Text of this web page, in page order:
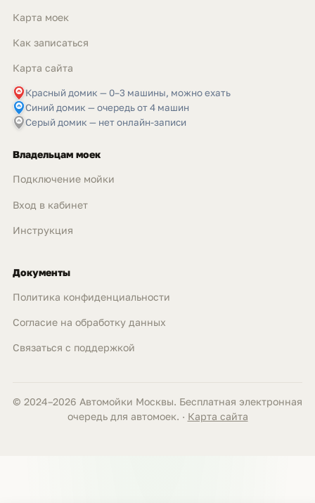
Карта моек
Как записаться
Карта сайта
Красный домик — 0–3 машины, можно ехать
Синий домик — очередь от 4 машин
Серый домик — нет онлайн-записи
Владельцам моек
Подключение мойки
Вход в кабинет
Инструкция
Документы
Политика конфиденциальности
Согласие на обработку данных
Связаться с поддержкой
© 2024–2026 Автомойки Москвы. Бесплатная электронная
очередь для автомоек. · Карта сайта